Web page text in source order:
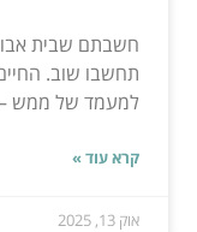
חשבתם שבית
תחשבו שוב.
למעמד של ממש
קרא עוד »
אוק 13, 2025